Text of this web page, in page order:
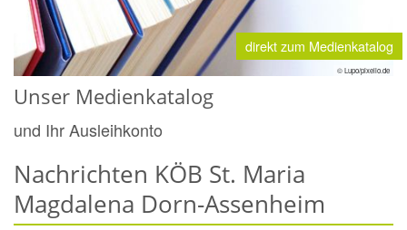
direkt zum Medienkatalog
© Lupo/pixelio.de
Unser Medienkatalog
und Ihr Ausleihkonto
Nachrichten KÖB St. Maria
Magdalena Dorn-Assenheim